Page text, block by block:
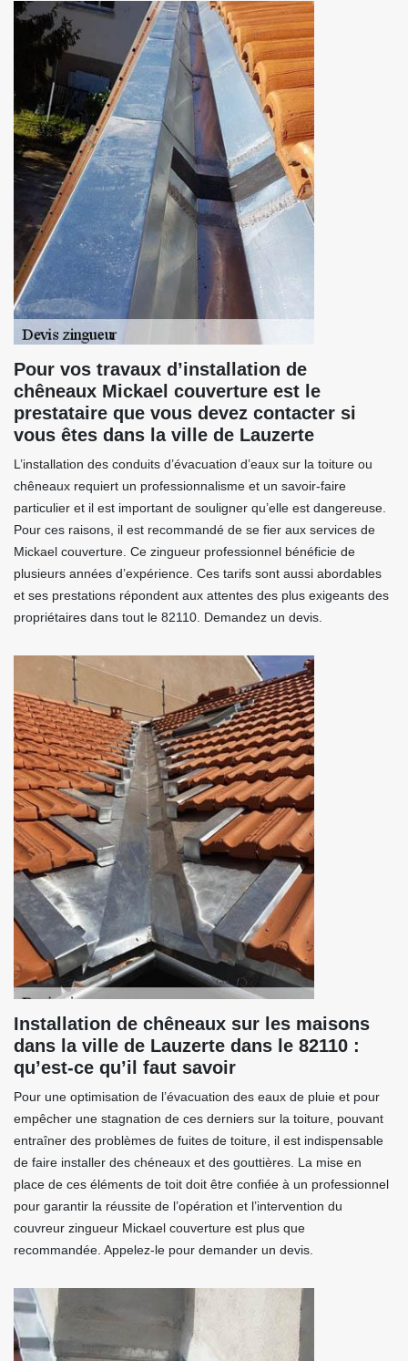
Pour vos travaux d’installation de
chêneaux Mickael couverture est le
prestataire que vous devez contacter si
vous êtes dans la ville de Lauzerte
L’installation des conduits d’évacuation d’eaux sur la toiture ou
chêneaux requiert un professionnalisme et un savoir-faire
particulier et il est important de souligner qu’elle est dangereuse.
Pour ces raisons, il est recommandé de se fier aux services de
Mickael couverture. Ce zingueur professionnel bénéficie de
plusieurs années d’expérience. Ces tarifs sont aussi abordables
et ses prestations répondent aux attentes des plus exigeants des
propriétaires dans tout le 82110. Demandez un devis.
Installation de chêneaux sur les maisons
dans la ville de Lauzerte dans le 82110 :
qu’est-ce qu’il faut savoir
Pour une optimisation de l’évacuation des eaux de pluie et pour
empêcher une stagnation de ces derniers sur la toiture, pouvant
entraîner des problèmes de fuites de toiture, il est indispensable
de faire installer des chéneaux et des gouttières. La mise en
place de ces éléments de toit doit être confiée à un professionnel
pour garantir la réussite de l’opération et l’intervention du
couvreur zingueur Mickael couverture est plus que
recommandée. Appelez-le pour demander un devis.